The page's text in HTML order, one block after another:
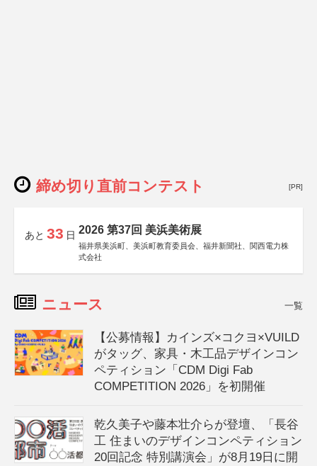
締め切り直前コンテスト [PR]
あと 33 日 2026 第37回 美浜美術展
福井県美浜町、美浜町教育委員会、福井新聞社、関西電力株
式会社
ニュース 一覧
【公募情報】カインズ×コクヨ×VUILD
がタッグ、家具・木工品デザインコン
ペティション「CDM Digi Fab
COMPETITION 2026」を初開催
乾久美子や藤本壮介らが登壇、「長谷
工 住まいのデザインコンペティション
20回記念 特別講演会」が8月19日に開